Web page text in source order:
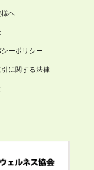
へ
ーポリシー
に関する法律